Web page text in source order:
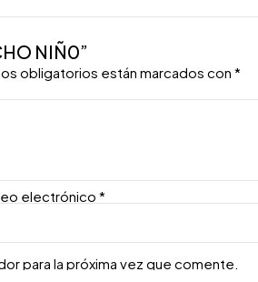
NIÑ0”
obligatorios están marcados con*
electrónico*
para la próxima vez que comente.